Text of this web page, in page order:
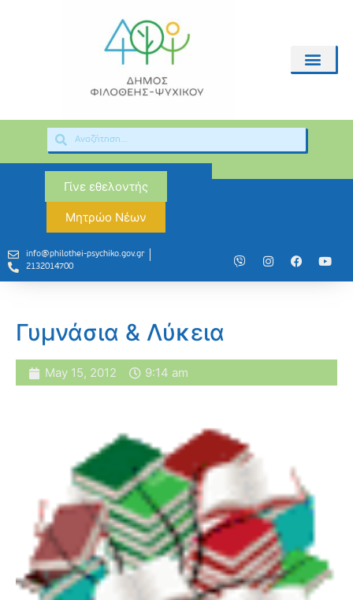
Γίνε εθελοντής
Μητρώο Νέων
info@philothei-psychiko.gov.gr
2132014700
Γυμνάσια & Λύκεια
May 15, 2012 9:14 am